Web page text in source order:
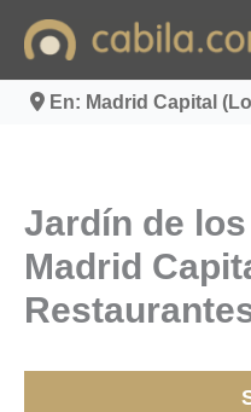
contenido
En: Madrid Capital
Jardín de
Madrid